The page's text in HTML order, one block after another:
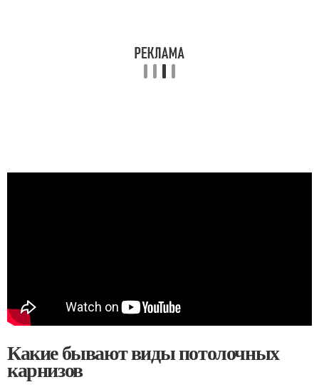
Какие бывают виды потолочных
карнизов